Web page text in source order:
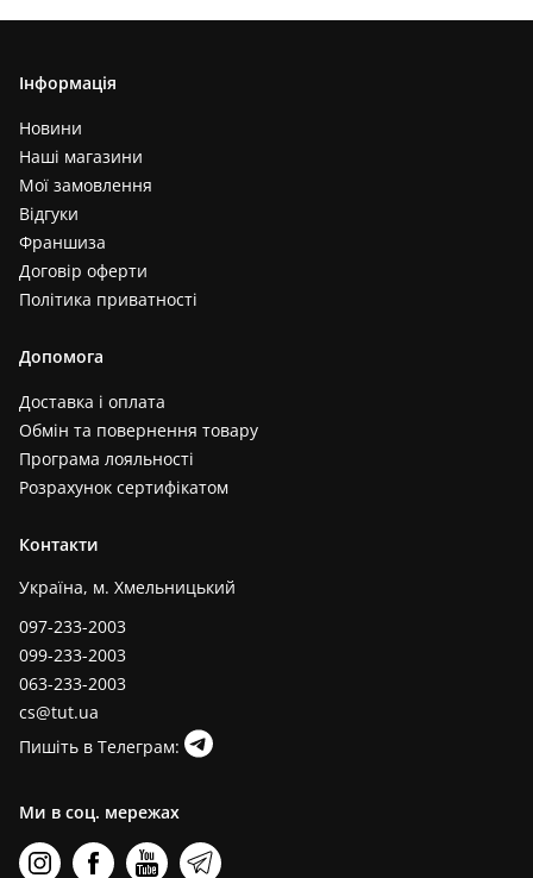
Інформація
Новини
Наші магазини
Мої замовлення
Відгуки
Франшиза
Договір оферти
Політика приватності
Допомога
Доставка і оплата
Обмін та повернення товару
Програма лояльності
Розрахунок сертифікатом
Контакти
Україна, м. Хмельницький
097-233-2003
099-233-2003
063-233-2003
cs@tut.ua
Пишіть в Телеграм:
Ми в соц. мережах